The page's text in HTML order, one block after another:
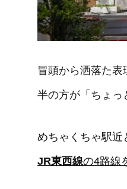
冒頭から洒落た
半の方が「ちょっ
めちゃくちゃ駅近
JR東西線の4路線